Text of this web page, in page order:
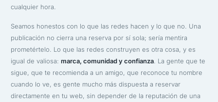
cualquier hora.
Seamos honestos con lo que las redes hacen y lo que no. Una
publicación no cierra una reserva por sí sola; sería mentira
prometértelo. Lo que las redes construyen es otra cosa, y es
igual de valiosa:marca, comunidad y confianza . La gente que te
sigue, que te recomienda a un amigo, que reconoce tu nombre
cuando lo ve, es gente mucho más dispuesta a reservar
directamente en tu web, sin depender de la reputación de una